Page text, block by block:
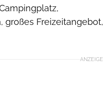
großes Freizeitangebot,
ANZEIGE